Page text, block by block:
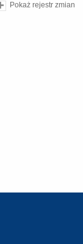
Pokaż rejestr zmian